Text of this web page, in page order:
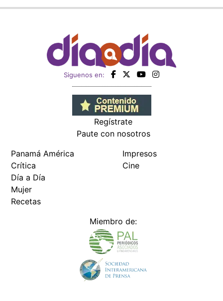
Siguenos en:
Regístrate
Paute con nosotros
Panamá América
Crítica
Día a Día
Mujer
Recetas
Impresos
Cine
Miembro de: